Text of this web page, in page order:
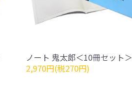
ノート 鬼太郎＜10冊セット＞
2,970円(税270円)